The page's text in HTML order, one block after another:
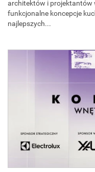
architektów i projektantów
funkcjonalne koncepcje
najlepszych...